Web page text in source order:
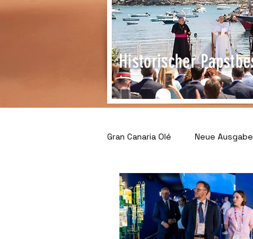
Historischer
Gran Canaria Olé Neue
Gemeinschaft & Gesellschaft
Unternehmen im Spotlight